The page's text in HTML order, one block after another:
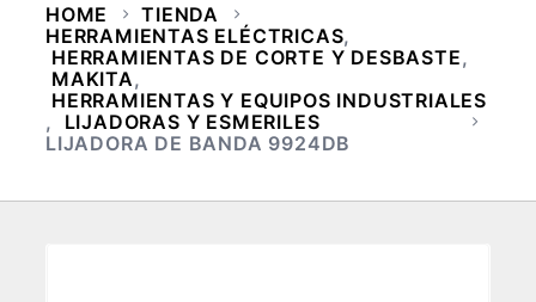
HOME
TIENDA
HERRAMIENTAS ELÉCTRICAS,
HERRAMIENTAS DE CORTE Y DESBASTE,
MAKITA,
HERRAMIENTAS Y EQUIPOS INDUSTRIALES
,
LIJADORAS Y ESMERILES
LIJADORA DE BANDA 9924DB